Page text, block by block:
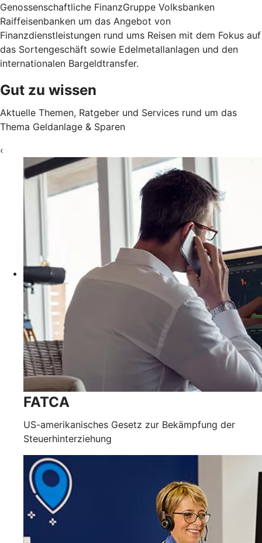
Genossenschaftliche FinanzGruppe Volksbanken
Raiffeisenbanken um das Angebot von
Finanzdienstleistungen rund ums Reisen mit dem Fokus auf
das Sortengeschäft sowie Edelmetallanlagen und den
internationalen Bargeldtransfer.
Gut zu wissen
Aktuelle Themen, Ratgeber und Services rund um das
Thema Geldanlage & Sparen
‹
FATCA
US-amerikanisches Gesetz zur Bekämpfung der
Steuerhinterziehung